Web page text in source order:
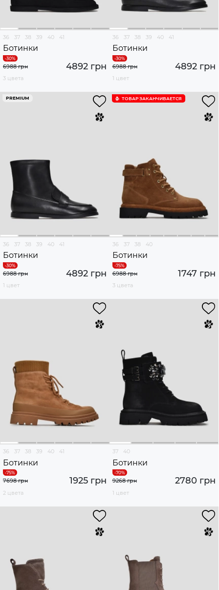
36 37 38 39 40 41
Ботинки
4892 грн
6988 грн
3 цвета
36 37 38 39 40 41
Ботинки
4892 грн
6988 грн
1 цвет
PREMIUM
36 37 38 39 40 41
Ботинки
4892 грн
6988 грн
1 цвет
ТОВАР ЗАКАНЧИВАЕТСЯ
36 37 38 40
Ботинки
1747 грн
6988 грн
3 цвета
36 37 38 39 40 41
Ботинки
1925 грн
7698 грн
2 цвета
37 40
Ботинки
2780 грн
9268 грн
1 цвет